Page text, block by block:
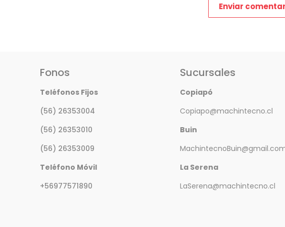
Fonos
Teléfonos Fijos
(56) 26353004
(56) 26353010
(56) 26353009
Teléfono Móvil
+56977571890
Sucursales
Copiapó
Copiapo@machintecno.cl
Buin
La Serena
LaSerena@machintecno.cl